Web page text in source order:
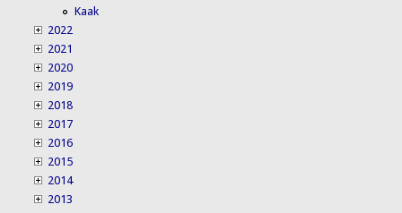
Kaak
2022
2021
2020
2019
2018
2017
2016
2015
2014
2013